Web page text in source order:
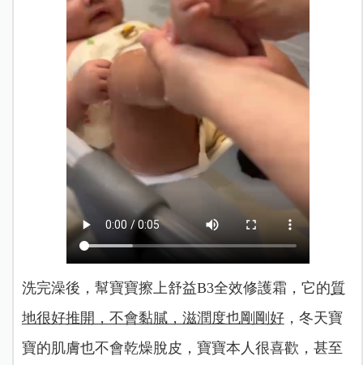
洗完澡後，幫寶寶擦上舒益B3全效修護霜，它的質
地很好推開，不會黏膩，滋潤度也剛剛好，冬天寶
寶的肌膚也不會乾燥脫皮，寶寶本人很喜歡，甚至